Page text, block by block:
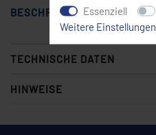
BESCHREIBUNG
TECHNISCHE DATEN
HINWEISE
Essenziell
Weitere Einstellungen